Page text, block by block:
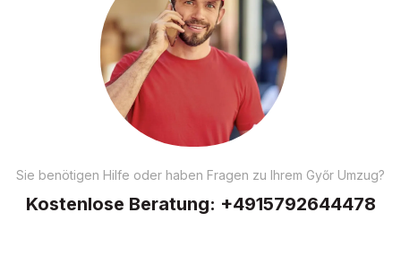
Sie benötigen Hilfe oder haben Fragen zu Ihrem Győr Umzug?
Kostenlose Beratung: +4915792644478